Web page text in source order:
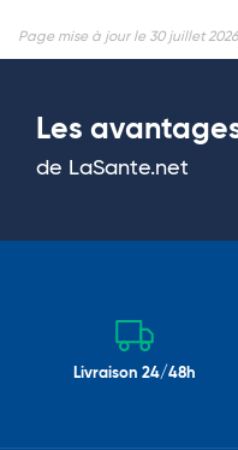
Page mise à jour le 30 juillet 2026
Les
de LaSante.net
Livraison 24/48h